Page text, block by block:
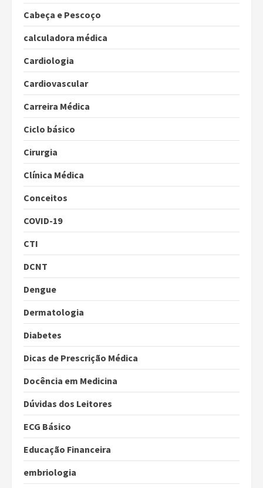
Cabeça e Pescoço
calculadora médica
Cardiologia
Cardiovascular
Carreira Médica
Ciclo básico
Cirurgia
Clínica Médica
Conceitos
COVID-19
CTI
DCNT
Dengue
Dermatologia
Diabetes
Dicas de Prescrição Médica
Docência em Medicina
Dúvidas dos Leitores
ECG Básico
Educação Financeira
embriologia